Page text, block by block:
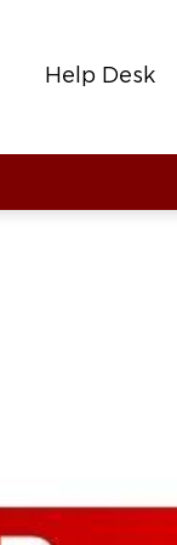
Help Desk